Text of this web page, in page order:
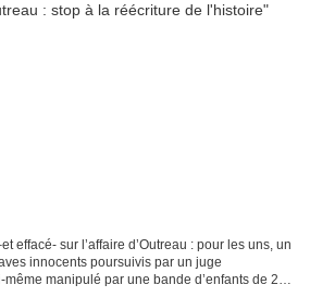
effacé- sur l’affaire d’Outreau : pour les uns, un
innocents poursuivis par un juge
manipulé par une bande d’enfants de 2 à